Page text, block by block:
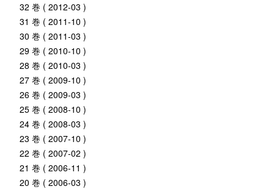
32 巻 ( 2012-03 )
31 巻 ( 2011-10 )
30 巻 ( 2011-03 )
29 巻 ( 2010-10 )
28 巻 ( 2010-03 )
27 巻 ( 2009-10 )
26 巻 ( 2009-03 )
25 巻 ( 2008-10 )
24 巻 ( 2008-03 )
23 巻 ( 2007-10 )
22 巻 ( 2007-02 )
21 巻 ( 2006-11 )
20 巻 ( 2006-03 )